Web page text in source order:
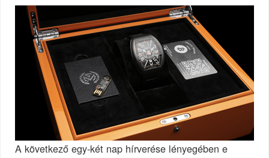
A következő egy-két nap hírverése lényegében e